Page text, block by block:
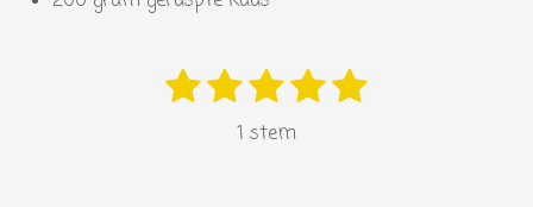
1 2 3
s
4
s
5
1 stem